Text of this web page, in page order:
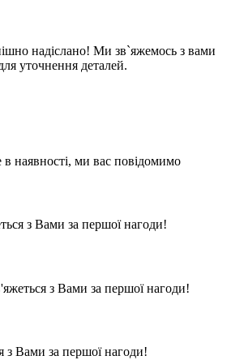
надіслано! Ми зв`яжемось з вами
уточнення деталей.
в наявності, ми вас повідомимо
з Вами за першої нагоди!
з Вами за першої нагоди!
з Вами за першої нагоди!